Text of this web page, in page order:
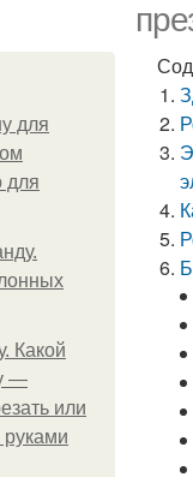
для
для
Какой
—
или
руками